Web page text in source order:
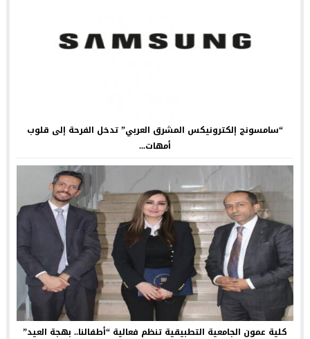
“سامسونج إلكترونيكس المشرق العربي” تدخل الفرحة إلى قلوب
أمهات...
كلية عمون الجامعية التطبيقية تنظم فعالية “أطفالنا.. بهجة العيد”